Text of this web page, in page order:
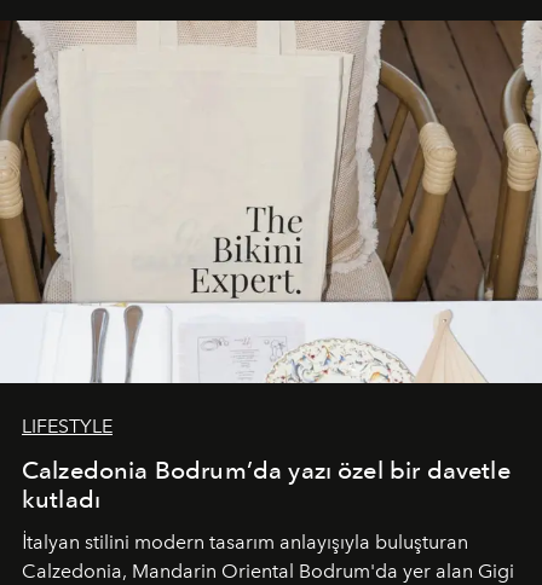
buluşturarak markanın Cavo Tagoo’daki varlığını
sürükleyici ve mevsime özel bir deneyime dönüştürüyor.
LIFESTYLE
Calzedonia Bodrum’da yazı özel bir davetle
kutladı
İtalyan stilini modern tasarım anlayışıyla buluşturan
Calzedonia, Mandarin Oriental Bodrum'da yer alan Gigi